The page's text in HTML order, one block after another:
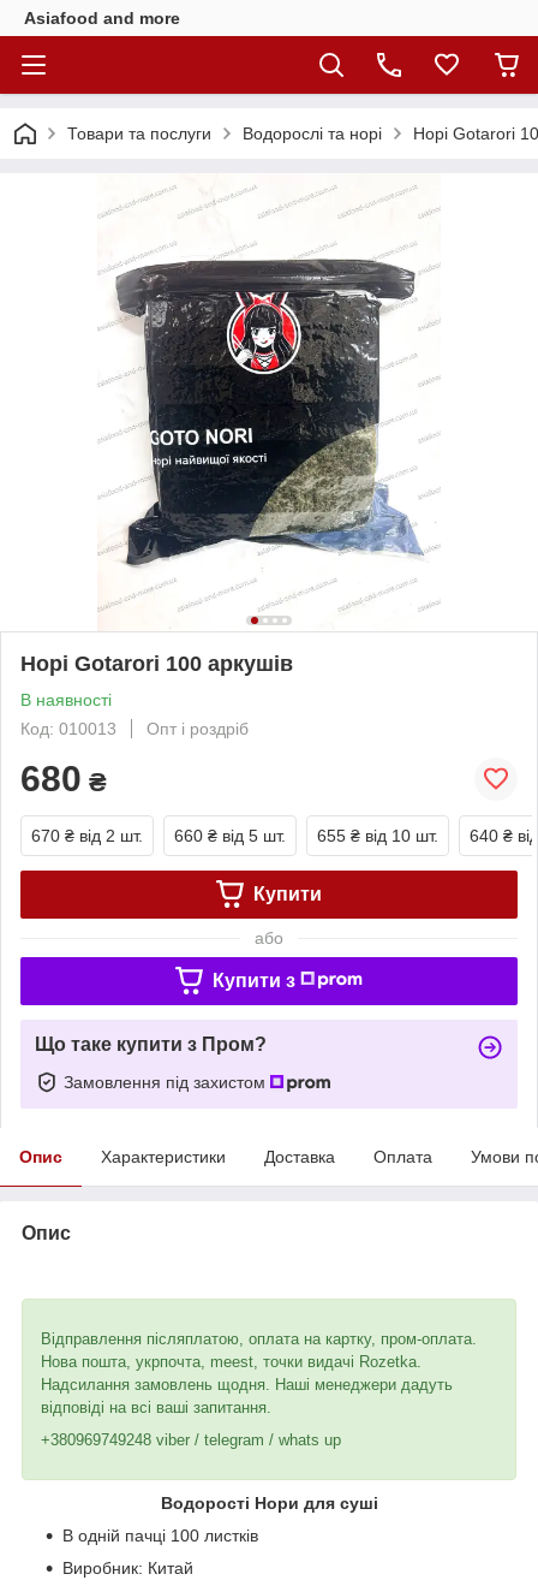
Asiafood and more
Товари та послуги Водорослі та норі Норі Gotarori
Норі Gotarori 100 аркушів
В наявності
Код: 010013
Опт і роздріб
680 ₴
670 ₴ від 2 шт. 660 ₴ від 5 шт. 655 ₴ від 10 шт. 640 ₴
Купити
або
Купити з
Що таке купити з Пром?
Замовлення під захистом
Опис Характеристики Доставка Оплата Умови
Опис
Відправлення післяплатою, оплата на картку, пром-оплата.
Нова пошта, укрпочта, meest, точки видачі Rozetka.
Надсилання замовлень щодня. Наші менеджери дадуть
відповіді на всі ваші запитання.
+380969749248 viber / telegram / whats up
Водорості Нори для суші
В одній пачці 100 листків
Виробник: Китай